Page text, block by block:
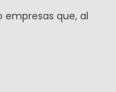
empresas que, al